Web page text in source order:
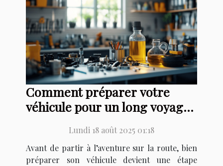
Comment préparer votre
véhicule pour un long voyage
Lundi 18 août 2025 01:18
Avant de partir à l’aventure sur la route, bien
préparer son véhicule devient une étape